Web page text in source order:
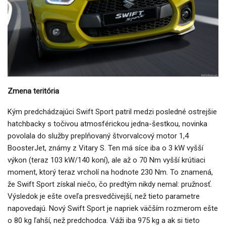
Zmena teritória
Kým predchádzajúci Swift Sport patril medzi posledné ostrejšie
hatchbacky s točivou atmosférickou jedna-šestkou, novinka
povolala do služby preplňovaný štvorvalcový motor 1,4
BoosterJet, známy z Vitary S. Ten má síce iba o 3 kW vyšší
výkon (teraz 103 kW/140 koní), ale až o 70 Nm vyšší krútiaci
moment, ktorý teraz vrcholí na hodnote 230 Nm. To znamená,
že Swift Sport získal niečo, čo predtým nikdy nemal: pružnosť.
Výsledok je ešte oveľa presvedčivejší, než tieto parametre
napovedajú. Nový Swift Sport je napriek väčším rozmerom ešte
o 80 kg ľahší, než predchodca. Váži iba 975 kg a ak si tieto